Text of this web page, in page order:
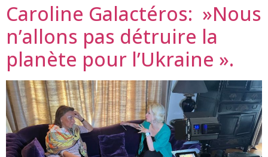
Caroline Galactéros: »Nous
n’allons pas détruire la
planète pour l’Ukraine ».